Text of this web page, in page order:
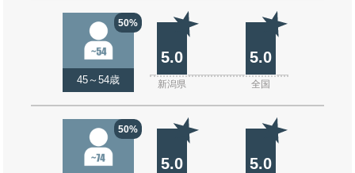
50%
45～54歳
5.0 5.0
新潟県 全国
50%
5.0 5.0